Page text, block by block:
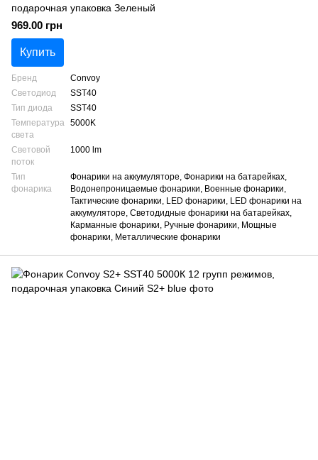
подарочная упаковка Зеленый
969.00 грн
Купить
Бренд
Convoy
Светодиод
SST40
Тип диода
SST40
Температура
света
5000K
Световой
поток
1000 lm
Тип
фонарика
Фонарики на аккумуляторе, Фонарики на батарейках,
Водонепроницаемые фонарики, Военные фонарики,
Тактические фонарики, LED фонарики, LED фонарики на
аккумуляторе, Светодидные фонарики на батарейках,
Карманные фонарики, Ручные фонарики, Мощные
фонарики, Металлические фонарики